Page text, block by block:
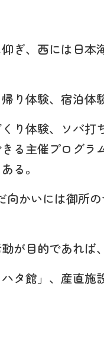
ぎ、西には日
り体験、宿泊体
り体験、ソバ
る主催プログ
る。
向かいには御所
が目的であれば
タ館」、産直